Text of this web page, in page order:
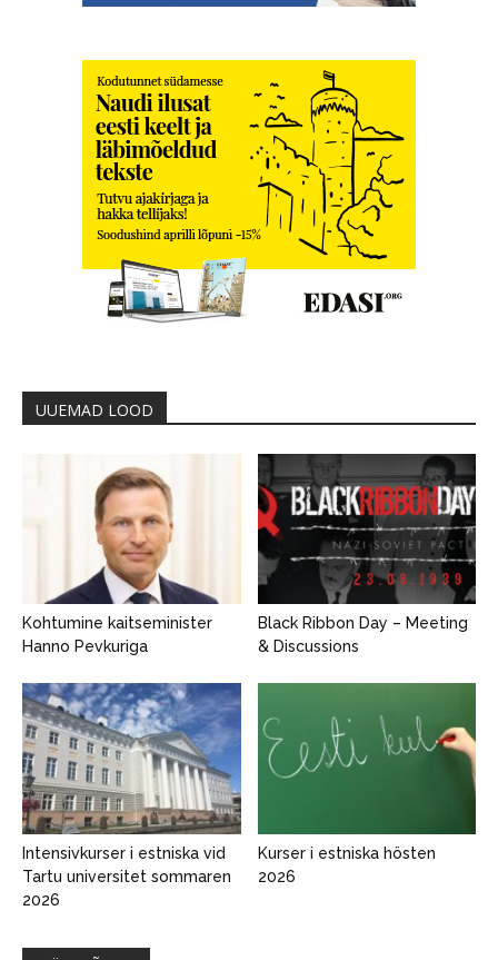
UUEMAD LOOD
Kohtumine kaitseminister
Hanno Pevkuriga
Black Ribbon Day – Meeting
& Discussions
Intensivkurser i estniska vid
Tartu universitet sommaren
2026
Kurser i estniska hösten
2026